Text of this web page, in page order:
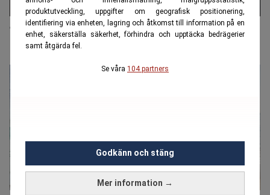
produktutveckling, uppgifter om geografisk positionering,
identifiering via enheten, lagring och åtkomst till information på en
enhet, säkerställa säkerhet, förhindra och upptäcka bedrägerier
samt åtgärda fel.
Se våra 104 partners
Mer information →
Godkänn och stäng
70-plussare i kläm för galet paragrafrytteri:
"Stolligt"